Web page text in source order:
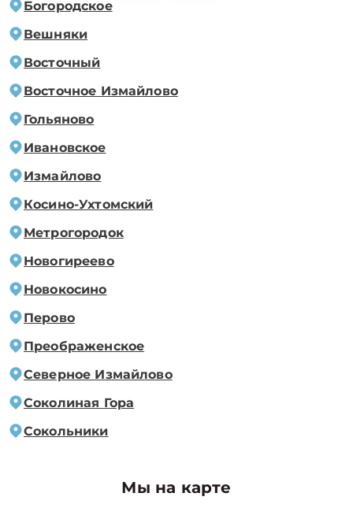
Богородское
Вешняки
Восточный
Восточное Измайлово
Гольяново
Ивановское
Измайлово
Косино-Ухтомский
Метрогородок
Новогиреево
Новокосино
Перово
Преображенское
Северное Измайлово
Соколиная Гора
Сокольники
Мы на карте